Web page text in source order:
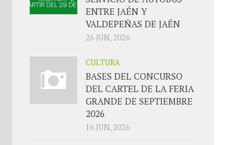
ENTRE JAÉN Y
VALDEPEÑAS DE JAÉN
26 JUN, 2026
CULTURA
BASES DEL CONCURSO
DEL CARTEL DE LA FERIA
GRANDE DE SEPTIEMBRE
2026
16 JUN, 2026